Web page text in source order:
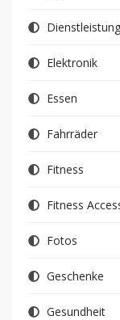
Elektronik
Essen
Fahrräder
Fitness
Fitness
Fotos
Geschenke
Gesundheit